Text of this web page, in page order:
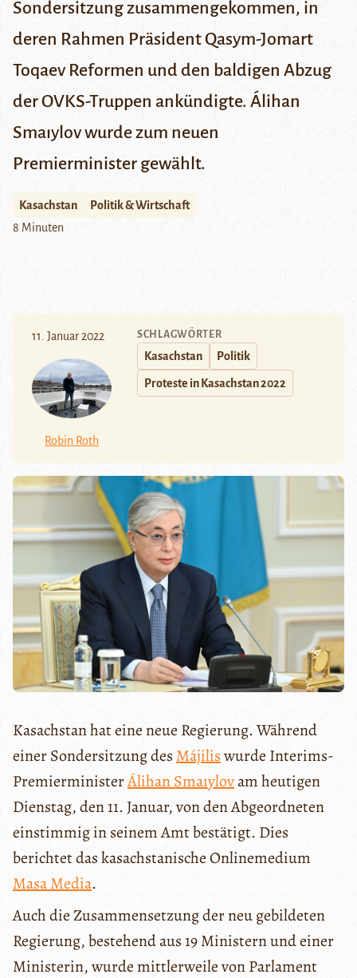
Sondersitzung zusammengekommen, in
deren Rahmen Präsident Qasym-Jomart
Toqaev Reformen und den baldigen Abzug
der OVKS-Truppen ankündigte. Álihan
Smaıylov wurde zum neuen
Premierminister gewählt.
Kasachstan
Politik & Wirtschaft
8 Minuten
11. Januar 2022
Robin Roth
SCHLAGWÖRTER
Kasachstan Politik
Proteste in Kasachstan 2022
Kasachstan hat eine neue Regierung. Während
einer Sondersitzung des Májiliswurde Interims-
PremierministerÁlihan Smaıylovam heutigen
Dienstag, den 11. Januar, von den Abgeordneten
einstimmig in seinem Amt bestätigt. Dies
berichtet das kasachstanische Onlinemedium
Masa Media.
Auch die Zusammensetzung der neu gebildeten
Regierung, bestehend aus 19 Ministern und einer
Ministerin, wurde mittlerweile von Parlament